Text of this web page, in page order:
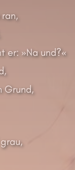
er: »Na und?«
Grund,